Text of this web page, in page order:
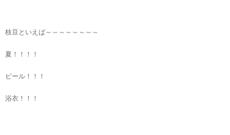
枝豆といえば～～～～～～～～
夏！！！！
ビール！！！
浴衣！！！